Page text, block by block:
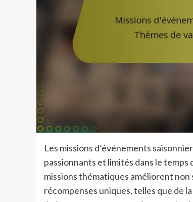
Les missions d’événements
passionnants et limités dans le temps
missions thématiques améliorent
récompenses uniques, telles que de